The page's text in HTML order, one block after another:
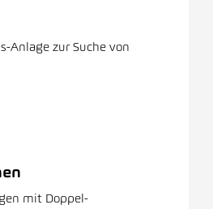
Anlage zur Suche von
mit Doppel-